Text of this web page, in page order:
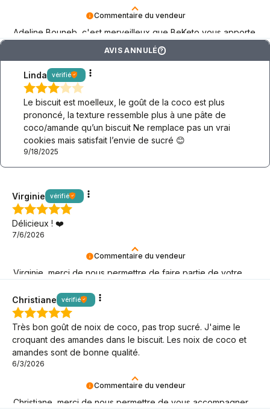
Commentaire du vendeur
Adeline Bouneb, c'est merveilleux que BeKeto vous apporte
ce dont vous avez besoin ! Merci d'être là.
AVIS ANNULÉ ?
Linda vérifié
Le biscuit est moelleux, le goût de la coco est plus
prononcé, la texture ressemble plus à une pâte de
coco/amande qu’un biscuit Ne remplace pas un vrai
cookies mais satisfait l’envie de sucré 😊
9/18/2025
Commentaire du vendeur
Virginie, merci de nous permettre de faire partie de votre
!
Virginie vérifié
Délicieux ! ❤️
7/6/2026
Commentaire du vendeur
Christiane, merci de nous permettre de vous accompagner
Christiane vérifié
Très bon goût de noix de coco, pas trop sucré. J'aime le
croquant des amandes dans le biscuit. Les noix de coco et
amandes sont de bonne qualité.
6/3/2026